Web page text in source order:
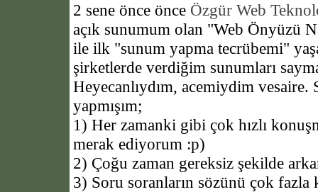
2 sene önce önce Özgür Web
açık sunumum olan "Web Önyüzü
ile ilk "sunum yapma tecrübemi"
şirketlerde verdiğim sunumları
Heyecanlıydım, acemiydim
yapmışım;
1) Her zamanki gibi çok hızlı
merak ediyorum :p)
2) Çoğu zaman gereksiz şekilde
3) Soru soranların sözünü çok fazla